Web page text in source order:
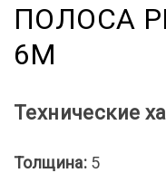
ПОЛОСА
6М
Технические
Толщина: 5